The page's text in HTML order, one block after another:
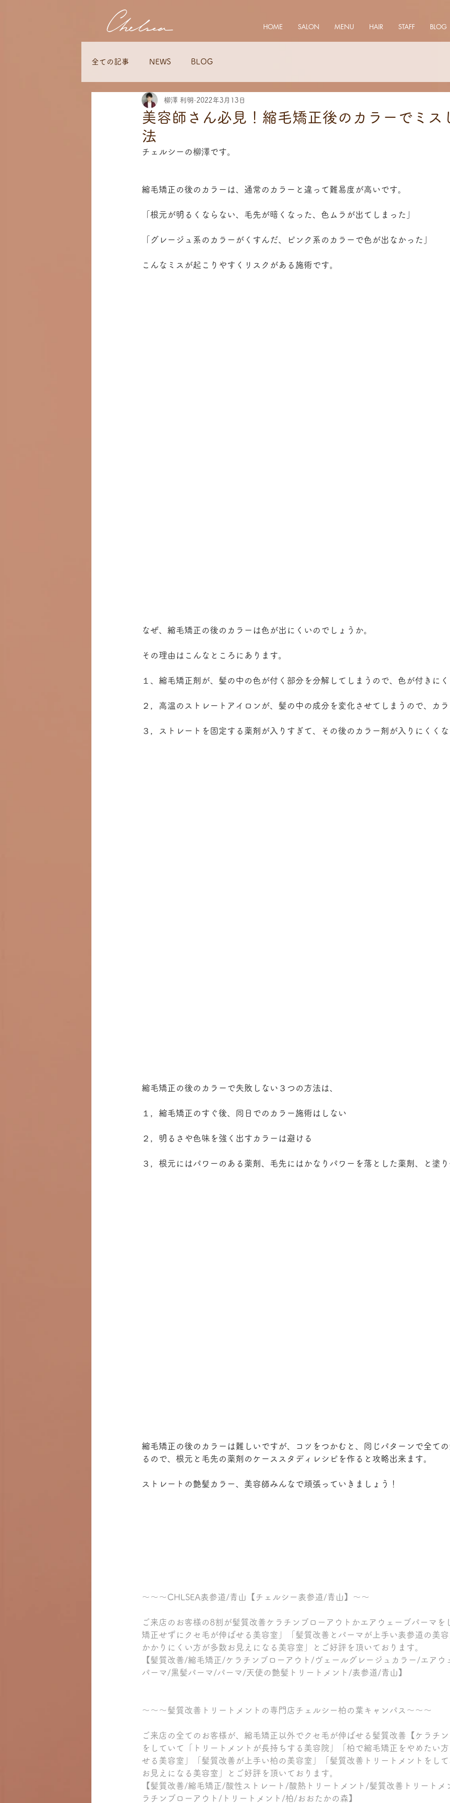
HOME SALON MENU HAIR STAFF BLOG
全ての記事 NEWS BLOG
美容師さん必見！縮毛矯正後のカラーでミス
法
柳澤 利明 2022年3月13日
チェルシーの柳澤です。
縮毛矯正の後のカラーは、通常のカラーと違って難易度が高いです。
「根元が明るくならない、毛先が暗くなった、色ムラが出てしまった」
「グレージュ系のカラーがくすんだ、ピンク系のカラーで色が出なかった」
こんなミスが起こりやすくリスクがある施術です。
なぜ、縮毛矯正の後のカラーは色が出にくいのでしょうか。
その理由はこんなところにあります。
１、縮毛矯正剤が、髪の中の色が付く部分を分解してしまうので、色が付きに
２，高温のストレートアイロンが、髪の中の成分を変化させてしまうので、カ
３，ストレートを固定する薬剤が入りすぎて、その後のカラー剤が入りにくく
縮毛矯正の後のカラーで失敗しない３つの方法は、
１，縮毛矯正のすぐ後、同日でのカラー施術はしない
２，明るさや色味を強く出すカラーは避ける
３，根元にはパワーのある薬剤、毛先にはかなりパワーを落とした薬剤、と塗
縮毛矯正の後のカラーは難しいですが、コツをつかむと、同じパターンで全て
るので、根元と毛先の薬剤のケーススタディレシピを作ると攻略出来ます。
ストレートの艶髪カラー、美容師みんなで頑張っていきましょう！
～～～CHLSEA表参道/青山【チェルシー表参道/青山】～～
ご来店のお客様の8割が髪質改善ケラチンブローアウトかエアウェーブパーマを
矯正せずにクセ毛が伸ばせる美容室」「髪質改善とパーマが上手い表参道の美
かかりにくい方が多数お見えになる美容室」とご好評を頂いております。
【髪質改善/縮毛矯正/ケラチンブローアウト/ヴェールグレージュカラー/エアウ
パーマ/黒髪パーマ/パーマ/天使の艶髪トリートメント/表参道/青山】
～～～髪質改善トリートメントの専門店チェルシー柏の葉キャンパス～～～
ご来店の全てのお客様が、縮毛矯正以外でクセ毛が伸ばせる髪質改善【ケラチ
をしていて「トリートメントが長持ちする美容院」「柏で縮毛矯正をやめたい
せる美容室」「髪質改善が上手い柏の美容室」「髪質改善トリートメントをし
お見えになる美容室」とご好評を頂いております。
【髪質改善/縮毛矯正/酸性ストレート/酸熱トリートメント/髪質改善トリートメ
ラチンブローアウト/トリートメント/柏/おおたかの森】